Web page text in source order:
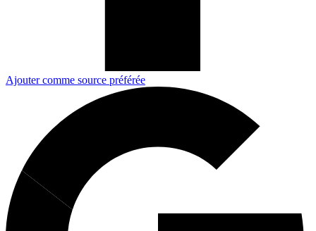
Ajouter comme source préférée